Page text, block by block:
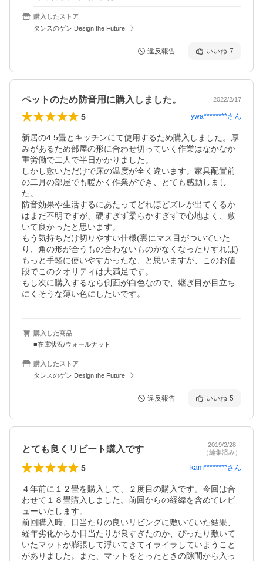
購入したストア
タンスのゲン Design the Future
違反報告 いいね 7
ペットのため防音用に購入しました。 2022/2/17
5 ywa********さん
新居の4.5畳とキッチンにて使用するため購入しました。厚
みがあるため部屋の形に合わせ切っていく作業はなかなか
重労働で二人で半日かかりました。
しかし敷いただけで床の温度が全く違います。家具配置前
の二月の部屋でも暖かく作業ができ、とても感動しまし
た。
防音効果や生活するにあたってどれほどズレが出てくるか
はまだ不明ですが、硬すぎず柔らかすぎずで心地よく、敷
いて良かったと思います。
もう気持ちだけ切りやすい仕様(裏にマス目がついていた
り、角の形が合うもの合わないものがなくなったりすれば)
もっと手軽に使いやすかったな、と思いますが、このお値
段でこのクオリティは大満足です。
もし次に購入するなら側面が白色なので、継ぎ目が目立ち
にくそうな薄い色にしたいです。
購入した商品
■在庫状況/ウォールナット
購入したストア
タンスのゲン Design the Future
違反報告 いいね 5
とても良くリビート購入です
2019/2/28
（編集済み）
5 kam********さん
４年前に１２畳を購入して、２度目の購入です。今回は合
わせて１８畳購入しました。前回からの経緯を含めてレビ
ューいたします。
前回購入時、日当たりの良いリビングに敷いていた結果、
経年劣化からか日当たりが良すぎたのか、ぴったり敷いて
いたマットが膨張して浮いてきてイライラしていまうこと
がありました。また、マットをとったときの隙間から入っ